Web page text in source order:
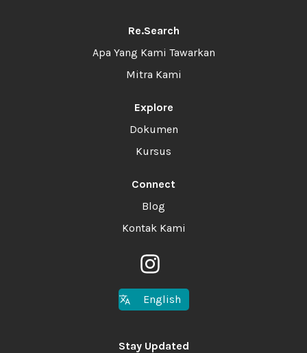
Re.Search
Apa Yang Kami Tawarkan
Mitra Kami
Explore
Dokumen
Kursus
Connect
Blog
Kontak Kami
English
Stay Updated